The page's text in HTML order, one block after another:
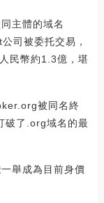
主體的域名
司被委托交易，
民幣約1.3億，堪
被同名終
破了.org域名的最
舉成為目前身價